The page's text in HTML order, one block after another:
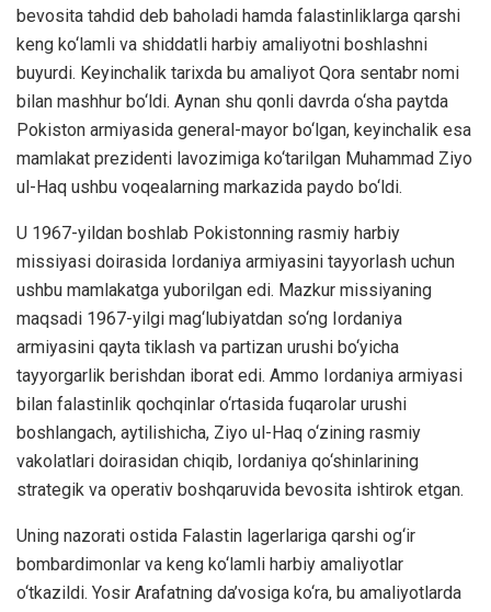
bevosita tahdid deb baholadi hamda falastinliklarga qarshi
keng ko‘lamli va shiddatli harbiy amaliyotni boshlashni
buyurdi. Keyinchalik tarixda bu amaliyot Qora sentabr nomi
bilan mashhur bo‘ldi. Aynan shu qonli davrda o‘sha paytda
Pokiston armiyasida general-mayor bo‘lgan, keyinchalik esa
mamlakat prezidenti lavozimiga ko‘tarilgan Muhammad Ziyo
ul-Haq ushbu voqealarning markazida paydo bo‘ldi.
U 1967-yildan boshlab Pokistonning rasmiy harbiy
missiyasi doirasida Iordaniya armiyasini tayyorlash uchun
ushbu mamlakatga yuborilgan edi. Mazkur missiyaning
maqsadi 1967-yilgi mag‘lubiyatdan so‘ng Iordaniya
armiyasini qayta tiklash va partizan urushi bo‘yicha
tayyorgarlik berishdan iborat edi. Ammo Iordaniya armiyasi
bilan falastinlik qochqinlar o‘rtasida fuqarolar urushi
boshlangach, aytilishicha, Ziyo ul-Haq o‘zining rasmiy
vakolatlari doirasidan chiqib, Iordaniya qo‘shinlarining
strategik va operativ boshqaruvida bevosita ishtirok etgan.
Uning nazorati ostida Falastin lagerlariga qarshi og‘ir
bombardimonlar va keng ko‘lamli harbiy amaliyotlar
o‘tkazildi. Yosir Arafatning da’vosiga ko‘ra, bu amaliyotlarda